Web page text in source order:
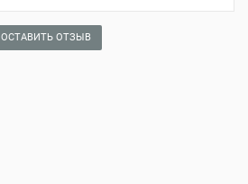
ОСТАВИТЬ ОТЗЫВ